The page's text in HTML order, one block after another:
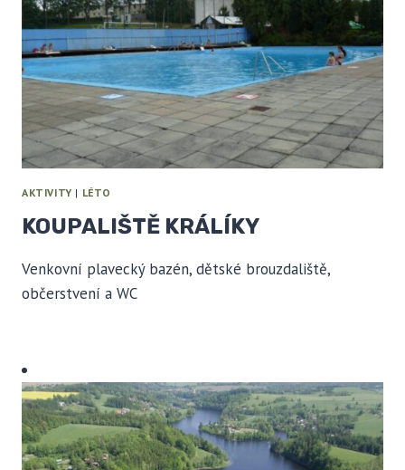
AKTIVITY | LÉTO
KOUPALIŠTĚ KRÁLÍKY
Venkovní plavecký bazén, dětské brouzdaliště,
občerstvení a WC